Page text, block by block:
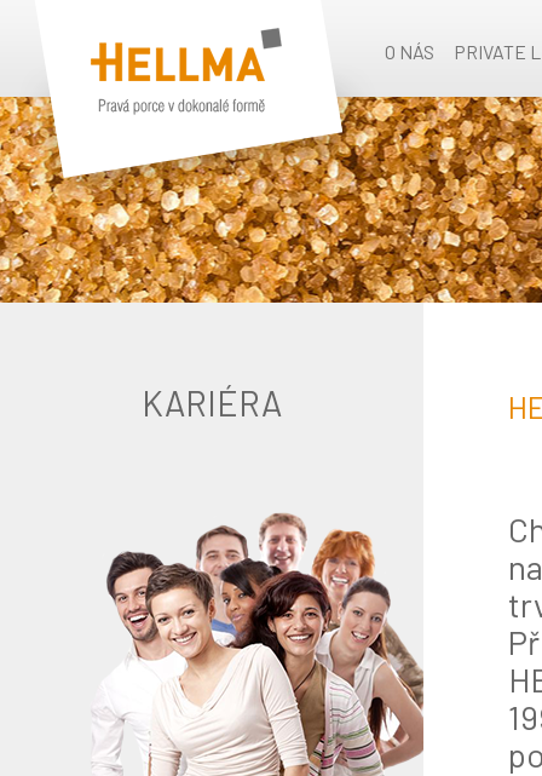
O NÁS PRIVATE
KARIÉRA